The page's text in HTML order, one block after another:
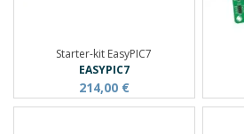
Starter-kit EasyPIC7
EASYPIC7
214,00 €